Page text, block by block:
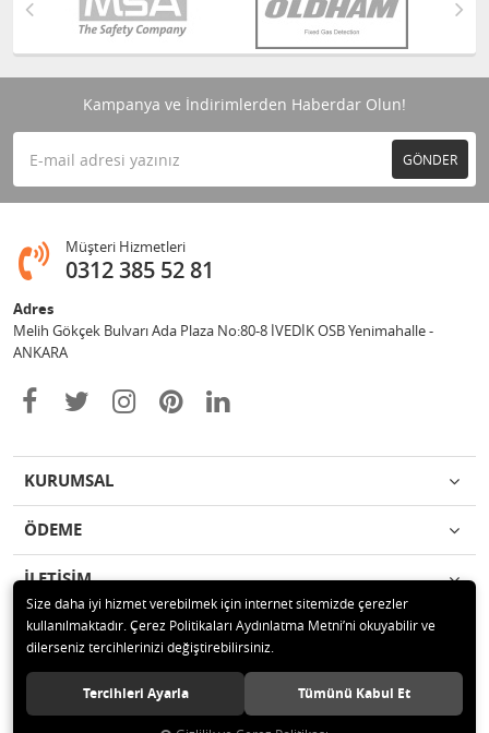
Kampanya ve İndirimlerden Haberdar Olun!
GÖNDER
Müşteri Hizmetleri
0312 385 52 81
Adres
Melih Gökçek Bulvarı Ada Plaza No:80-8 İVEDİK OSB Yenimahalle -
ANKARA
KURUMSAL
ÖDEME
İLETİŞİM
© 2020 ESA ÖLÇÜM VE TEST CİHAZLARI ELEKTRONİK SAN TİC LTD ŞTİ
Tüm hakları saklıdır.
Size daha iyi hizmet verebilmek için internet sitemizde çerezler
kullanılmaktadır. Çerez Politikaları Aydınlatma Metni’ni okuyabilir ve
dilerseniz tercihlerinizi değiştirebilirsiniz.
Tercihleri Ayarla Tümünü Kabul Et